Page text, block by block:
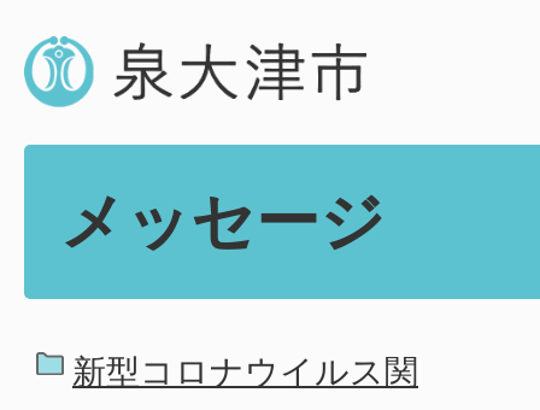
メッセージ
新型コロナウイルス関